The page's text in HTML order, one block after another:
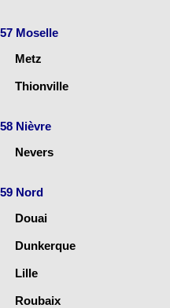
57 Moselle
Metz
Thionville
58 Nièvre
Nevers
59 Nord
Douai
Dunkerque
Lille
Roubaix